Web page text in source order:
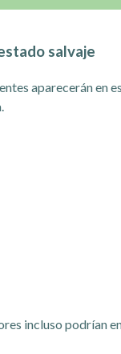
salvaje
aparecerán en
incluso podrían